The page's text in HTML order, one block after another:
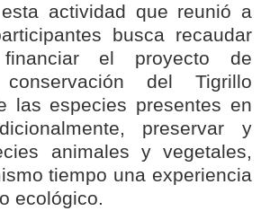
actividad que reunió a
busca recaudar
el proyecto de
del Tigrillo
las especies presentes en
preservar y
animales y vegetales,
tiempo una experiencia
ecológico.